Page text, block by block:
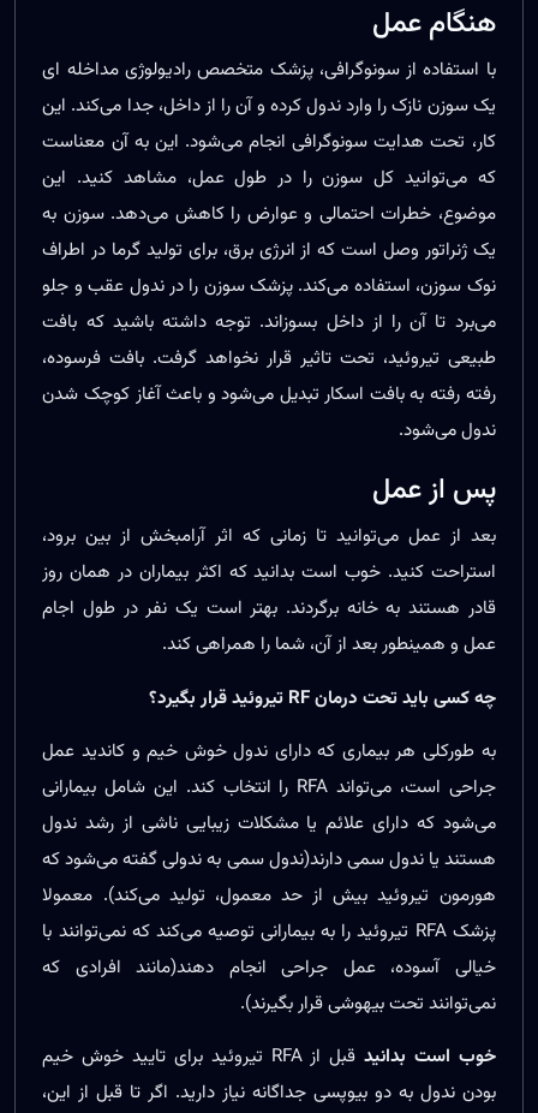
هنگام عمل
با استفاده از سونوگرافی، پزشک متخصص رادیولوژی مداخله ای
یک سوزن نازک را وارد ندول کرده و آن را از داخل، جدا می‌کند. این
کار، تحت هدایت سونوگرافی انجام می‌شود. این به آن معناست
که می‌توانید کل سوزن را در طول عمل، مشاهد کنید. این
موضوع، خطرات احتمالی و عوارض را کاهش می‌دهد. سوزن به
یک ژنراتور وصل است که از انرژی برق، برای تولید گرما در اطراف
نوک سوزن، استفاده می‌کند. پزشک سوزن را در ندول عقب و جلو
می‌برد تا آن را از داخل بسوزاند. توجه داشته باشید که بافت
طبیعی تیروئید، تحت تاثیر قرار نخواهد گرفت. بافت فرسوده،
رفته رفته به بافت اسکار تبدیل می‌شود و باعث آغاز کوچک شدن
ندول می‌شود.
پس از عمل
بعد از عمل می‌توانید تا زمانی که اثر آرامبخش از بین برود،
استراحت کنید. خوب است بدانید که اکثر بیماران در همان روز
قادر هستند به خانه برگردند. بهتر است یک نفر در طول اجام
عمل و همینطور بعد از آن، شما را همراهی کند.
چه کسی باید تحت درمان RF تیروئید قرار بگیرد؟
به طورکلی هر بیماری که دارای ندول خوش خیم و کاندید عمل
جراحی است، می‌تواند RFA را انتخاب کند. این شامل بیمارانی
می‌شود که دارای علائم یا مشکلات زیبایی ناشی از رشد ندول
هستند یا ندول سمی دارند(ندول سمی به ندولی گفته می‌شود که
هورمون تیروئید بیش از حد معمول، تولید می‌کند). معمولا
پزشک RFA تیروئید را به بیمارانی توصیه می‌کند که نمی‌توانند با
خیالی آسوده، عمل جراحی انجام دهند(مانند افرادی که
نمی‌توانند تحت بیهوشی قرار بگیرند).
خوب است بدانید
قبل از RFA تیروئید برای تایید خوش خیم
بودن ندول به دو بیوپسی جداگانه نیاز دارید. اگر تا قبل از این،